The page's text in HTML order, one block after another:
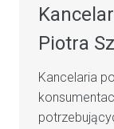
Piotra
Kancelaria